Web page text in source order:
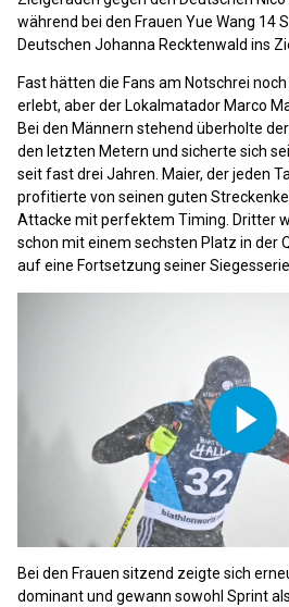
während bei den Frauen Yue Wang 14
Deutschen Johanna Recktenwald ins
Fast hätten die Fans am Notschrei
erlebt, aber der Lokalmatador Marco
Bei den Männern stehend überholte
den letzten Metern und sicherte sich
seit fast drei Jahren. Maier, der jeden
profitierte von seinen guten
Attacke mit perfektem Timing. Dritter
schon mit einem sechsten Platz in der
auf eine Fortsetzung seiner
Bei den Frauen sitzend zeigte sich
dominant und gewann sowohl Sprint